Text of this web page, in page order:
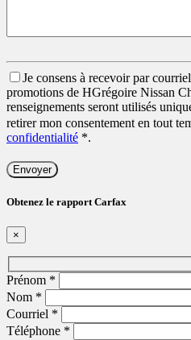
Je consens à recevoir par
promotions de HGrégoire Nissan
renseignements seront utilisés
retirer mon consentement en tout
confidentialité *.
Obtenez le rapport Carfax
×
Prénom *
Nom *
Courriel *
Téléphone *